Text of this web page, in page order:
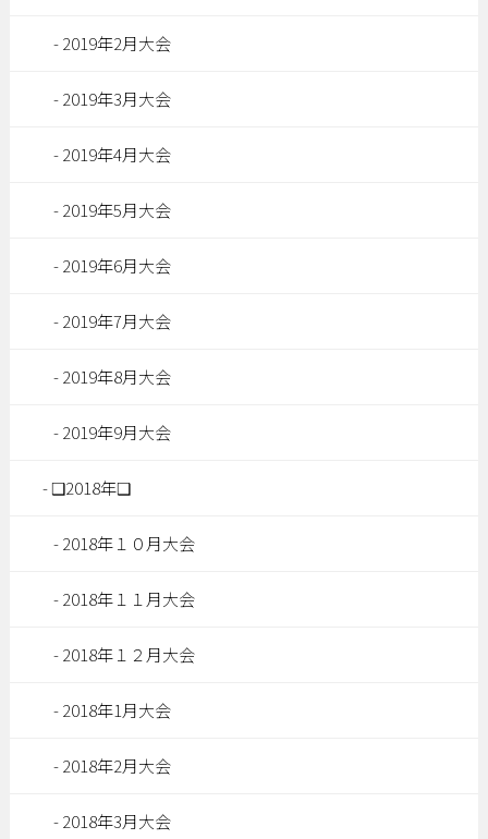
2019年2月大会
2019年3月大会
2019年4月大会
2019年5月大会
2019年6月大会
2019年7月大会
2019年8月大会
2019年9月大会
❑2018年❑
2018年１０月大会
2018年１１月大会
2018年１２月大会
2018年1月大会
2018年2月大会
2018年3月大会